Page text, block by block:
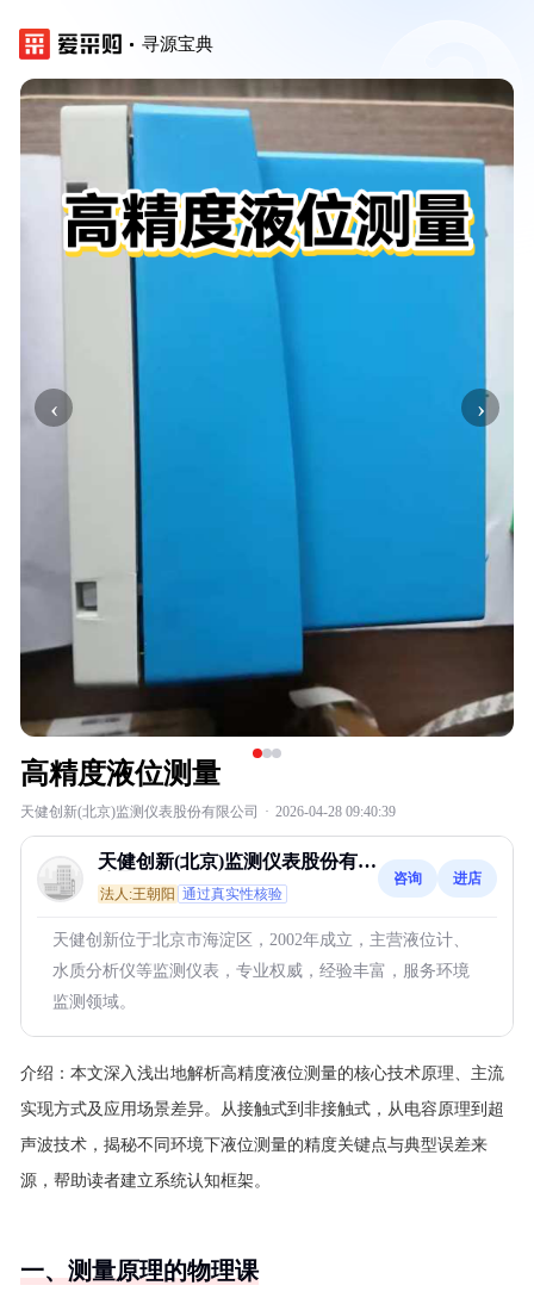
寻源宝典
‹ ›
高精度液位测量
天健创新(北京)监测仪表股份有限公司 · 2026-04-28 09:40:39
天健创新(北京)监测仪表股份有限
公司
法人:王朝阳 通过真实性核验
咨询 进店
天健创新位于北京市海淀区，2002年成立，主营液位计、
水质分析仪等监测仪表，专业权威，经验丰富，服务环境
监测领域。
介绍： 本文深入浅出地解析高精度液位测量的核心技术原理、主流
实现方式及应用场景差异。从接触式到非接触式，从电容原理到超
声波技术，揭秘不同环境下液位测量的精度关键点与典型误差来
源，帮助读者建立系统认知框架。
一、测量原理的物理课